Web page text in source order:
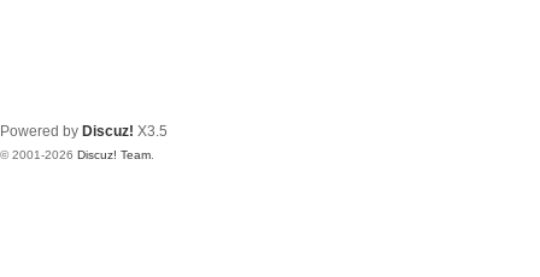
Powered by Discuz! X3.5
© 2001-2026 Discuz! Team